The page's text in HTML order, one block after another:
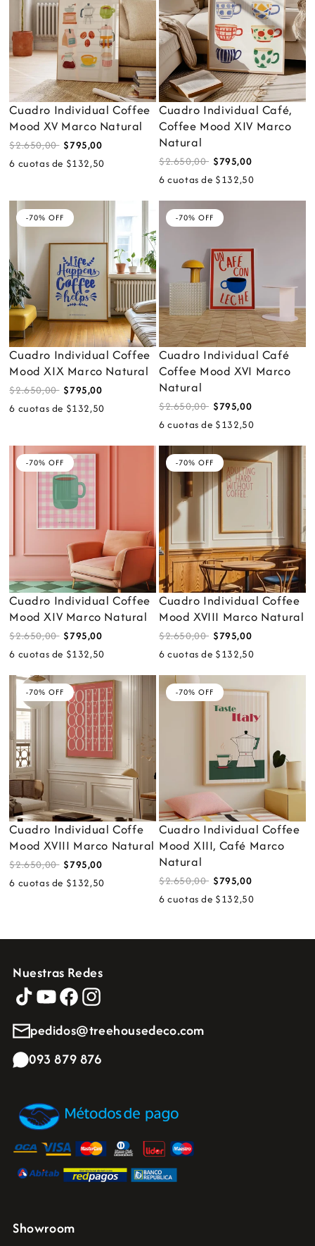
Cuadro Individual Coffee
Mood XV Marco Natural
$2.650,00 $795,00
6 cuotas de $132,50
Cuadro Individual Café,
Coffee Mood XIV Marco
Natural
$2.650,00 $795,00
6 cuotas de $132,50
-70% OFF
Cuadro Individual Coffee
Mood XIX Marco Natural
$2.650,00 $795,00
6 cuotas de $132,50
-70% OFF
Cuadro Individual Café
Coffee Mood XVI Marco
Natural
$2.650,00 $795,00
6 cuotas de $132,50
-70% OFF
Cuadro Individual Coffee
Mood XIV Marco Natural
$2.650,00 $795,00
6 cuotas de $132,50
-70% OFF
Cuadro Individual Coffee
Mood XVIII Marco Natural
$2.650,00 $795,00
6 cuotas de $132,50
-70% OFF
Cuadro Individual Coffe
Mood XVIII Marco Natural
$2.650,00 $795,00
6 cuotas de $132,50
-70% OFF
Cuadro Individual Coffee
Mood XIII, Café Marco
Natural
$2.650,00 $795,00
6 cuotas de $132,50
Nuestras Redes
pedidos@treehousedeco.com
093 879 876
Showroom